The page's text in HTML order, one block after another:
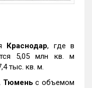
Краснодар, где в
5,05 млн кв. м
тыс. кв. м.
Тюмень с объемом